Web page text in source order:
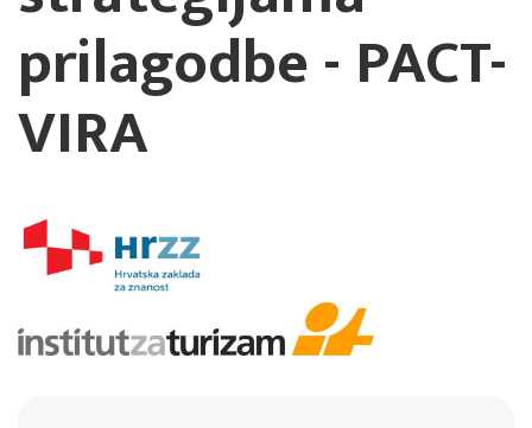
prilagodbe - PACT-
VIRA